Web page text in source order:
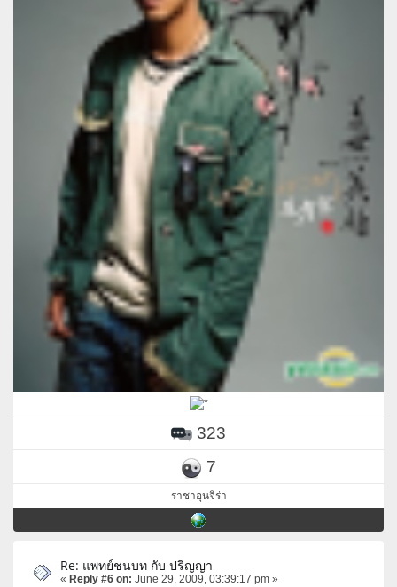
323
7
ราชาอุนจิร่า
Re: แพทย์ชนบท กับ ปริญญา
« Reply #6 on: June 29, 2009, 03:39:17 pm »